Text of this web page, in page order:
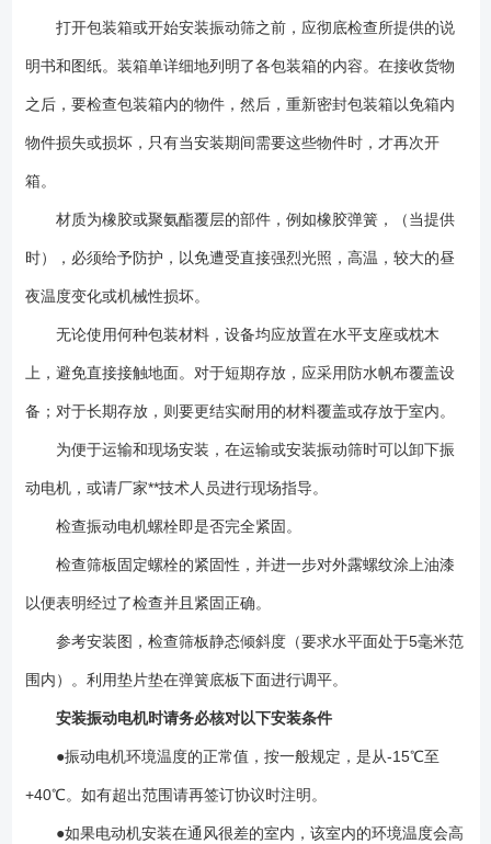
打开包装箱或开始安装振动筛之前，应彻底检查所提供的说
明书和图纸。装箱单详细地列明了各包装箱的内容。在接收货物
之后，要检查包装箱内的物件，然后，重新密封包装箱以免箱内
物件损失或损坏，只有当安装期间需要这些物件时，才再次开
箱。
材质为橡胶或聚氨酯覆层的部件，例如橡胶弹簧，（当提供
时），必须给予防护，以免遭受直接强烈光照，高温，较大的昼
夜温度变化或机械性损坏。
无论使用何种包装材料，设备均应放置在水平支座或枕木
上，避免直接接触地面。对于短期存放，应采用防水帆布覆盖设
备；对于长期存放，则要更结实耐用的材料覆盖或存放于室内。
为便于运输和现场安装，在运输或安装振动筛时可以卸下振
动电机，或请厂家**技术人员进行现场指导。
检查振动电机螺栓即是否完全紧固。
检查筛板固定螺栓的紧固性，并进一步对外露螺纹涂上油漆
以便表明经过了检查并且紧固正确。
参考安装图，检查筛板静态倾斜度（要求水平面处于5毫米范
围内）。利用垫片垫在弹簧底板下面进行调平。
安装振动电机时请务必核对以下安装条件
●振动电机环境温度的正常值，按一般规定，是从-15℃至
+40℃。如有超出范围请再签订协议时注明。
●如果电动机安装在通风很差的室内，该室内的环境温度会高